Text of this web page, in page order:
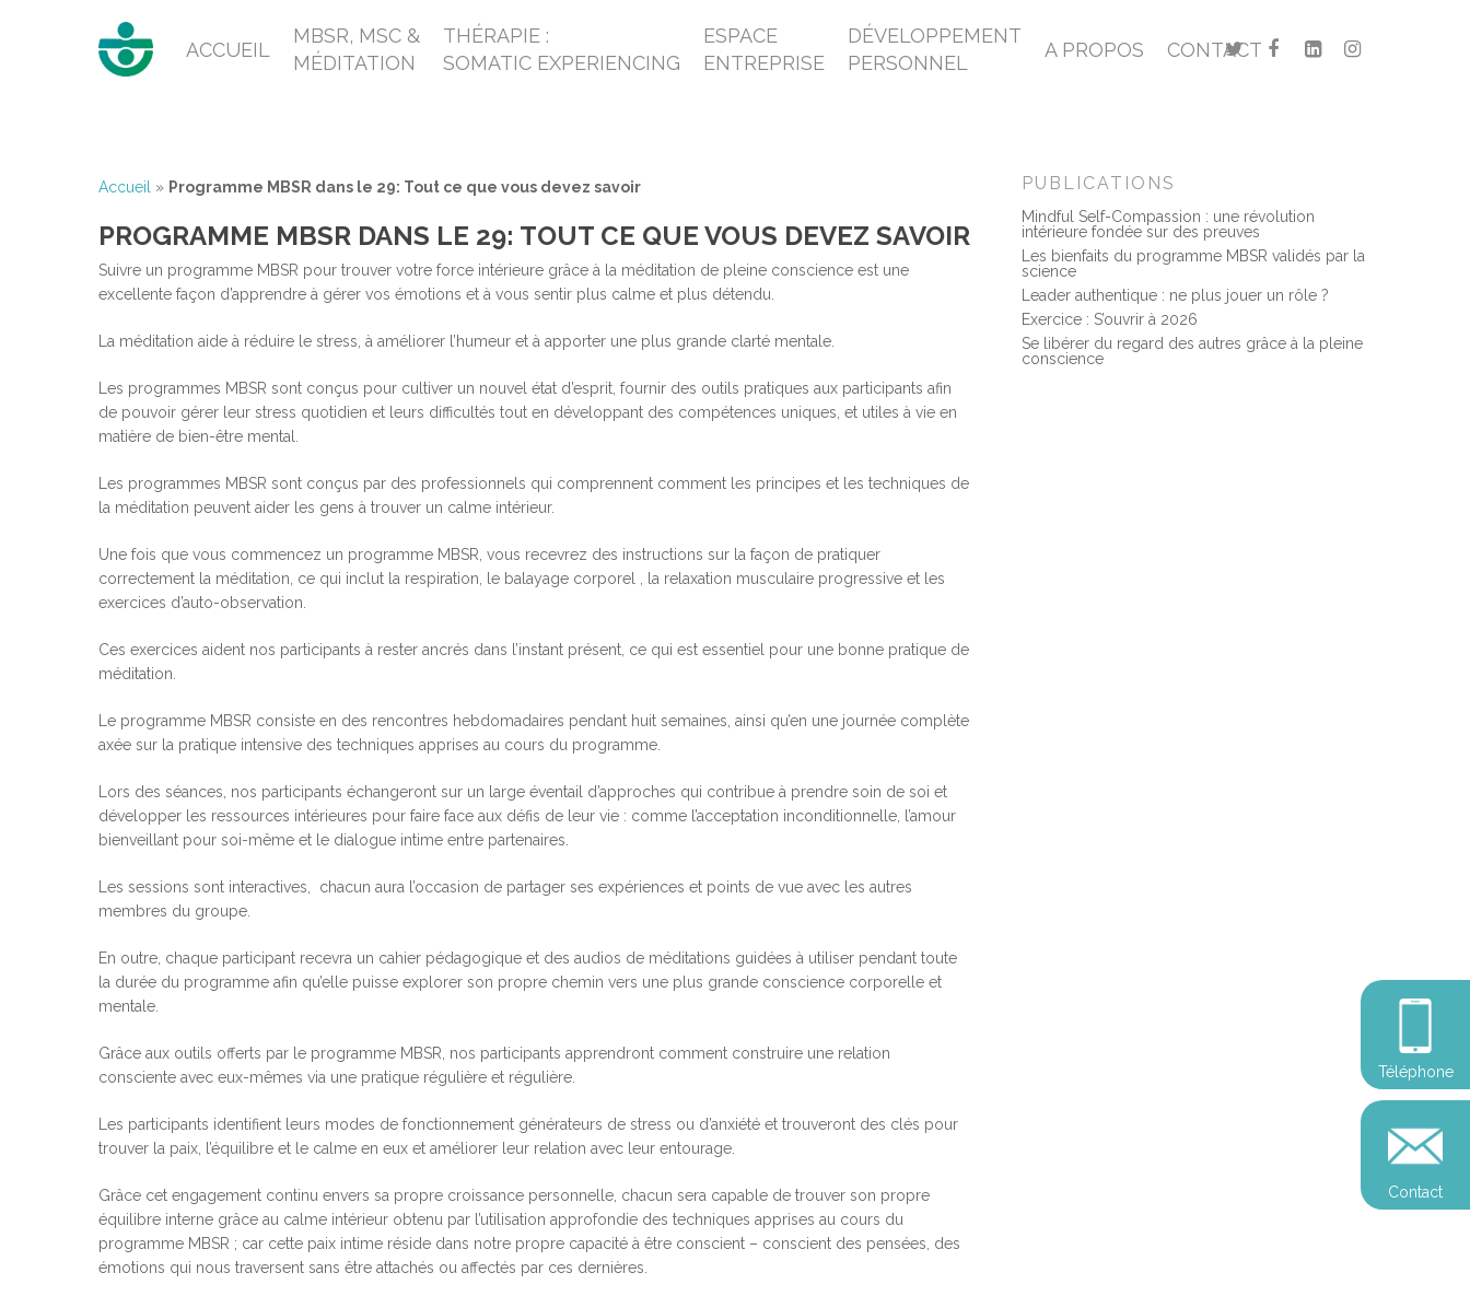
Hit enter to search or ESC to close
ACCUEIL
MBSR, MSC &
MÉDITATION
THÉRAPIE :
SOMATIC EXPERIENCING
ESPACE
ENTREPRISE
DÉVELOPPEMENT
PERSONNEL
A PROPOS CONTACT
Accueil » Programme MBSR dans le 29: Tout ce que vous devez savoir
PROGRAMME MBSR DANS LE 29: TOUT CE QUE VOUS DEVEZ SAVOIR
Suivre un programme MBSR pour trouver votre force intérieure grâce à la méditation de pleine conscience est une
excellente façon d’apprendre à gérer vos émotions et à vous sentir plus calme et plus détendu.
La méditation aide à réduire le stress, à améliorer l’humeur et à apporter une plus grande clarté mentale.
Les programmes MBSR sont conçus pour cultiver un nouvel état d’esprit, fournir des outils pratiques aux participants afin
de pouvoir gérer leur stress quotidien et leurs difficultés tout en développant des compétences uniques, et utiles à vie en
matière de bien-être mental.
Les programmes MBSR sont conçus par des professionnels qui comprennent comment les principes et les techniques de
la méditation peuvent aider les gens à trouver un calme intérieur.
Une fois que vous commencez un programme MBSR, vous recevrez des instructions sur la façon de pratiquer
correctement la méditation, ce qui inclut la respiration, le balayage corporel , la relaxation musculaire progressive et les
exercices d’auto-observation.
Ces exercices aident nos participants à rester ancrés dans l’instant présent, ce qui est essentiel pour une bonne pratique de
méditation.
Le programme MBSR consiste en des rencontres hebdomadaires pendant huit semaines, ainsi qu’en une journée complète
axée sur la pratique intensive des techniques apprises au cours du programme.
Lors des séances, nos participants échangeront sur un large éventail d’approches qui contribue à prendre soin de soi et
développer les ressources intérieures pour faire face aux défis de leur vie : comme l’acceptation inconditionnelle, l’amour
bienveillant pour soi-même et le dialogue intime entre partenaires.
Les sessions sont interactives, chacun aura l’occasion de partager ses expériences et points de vue avec les autres
membres du groupe.
En outre, chaque participant recevra un cahier pédagogique et des audios de méditations guidées à utiliser pendant toute
la durée du programme afin qu’elle puisse explorer son propre chemin vers une plus grande conscience corporelle et
mentale.
Grâce aux outils offerts par le programme MBSR, nos participants apprendront comment construire une relation
consciente avec eux-mêmes via une pratique régulière et régulière.
Les participants identifient leurs modes de fonctionnement générateurs de stress ou d’anxiété et trouveront des clés pour
trouver la paix, l’équilibre et le calme en eux et améliorer leur relation avec leur entourage.
Grâce cet engagement continu envers sa propre croissance personnelle, chacun sera capable de trouver son propre
équilibre interne grâce au calme intérieur obtenu par l’utilisation approfondie des techniques apprises au cours du
programme MBSR ; car cette paix intime réside dans notre propre capacité à être conscient – conscient des pensées, des
émotions qui nous traversent sans être attachés ou affectés par ces dernières.
PUBLICATIONS
Mindful Self-Compassion : une révolution
intérieure fondée sur des preuves
Les bienfaits du programme MBSR validés par la
science
Leader authentique : ne plus jouer un rôle ?
Exercice : S’ouvrir à 2026
Se libérer du regard des autres grâce à la pleine
conscience
Téléphone
Contact